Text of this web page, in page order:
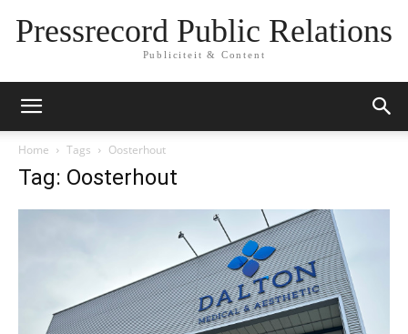
Pressrecord Public Relations
Publiciteit & Content
Home Tags Oosterhout
Tag: Oosterhout